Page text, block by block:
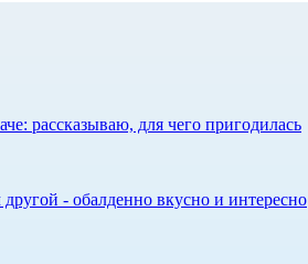
рассказываю, для чего пригодилась
- обалденно вкусно и интересно